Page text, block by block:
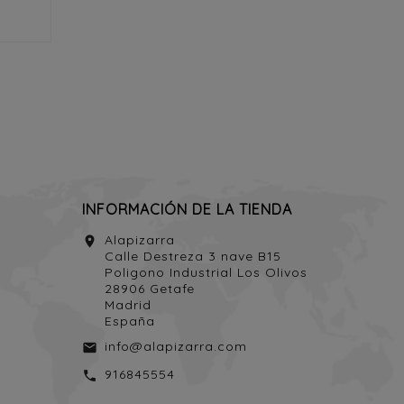
INFORMACIÓN DE LA TIENDA
location_on
Alapizarra
Calle Destreza 3 nave B15
Poligono Industrial Los Olivos
28906 Getafe
Madrid
España
email info@alapizarra.com
call 916845554